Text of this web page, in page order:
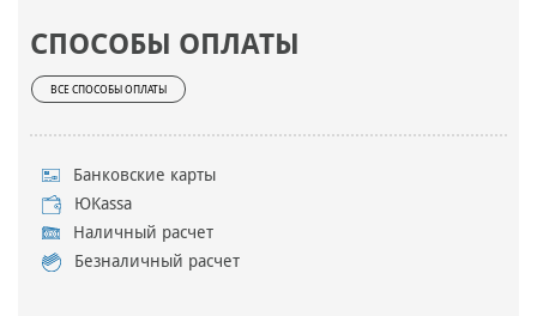
СПОСОБЫ ОПЛАТЫ
ВСЕ СПОСОБЫ ОПЛАТЫ
Банковские карты
ЮKassa
Наличный расчет
Безналичный расчет